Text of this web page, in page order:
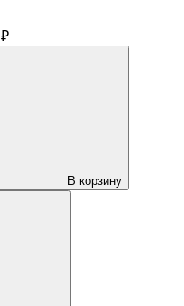
₽
В корзину